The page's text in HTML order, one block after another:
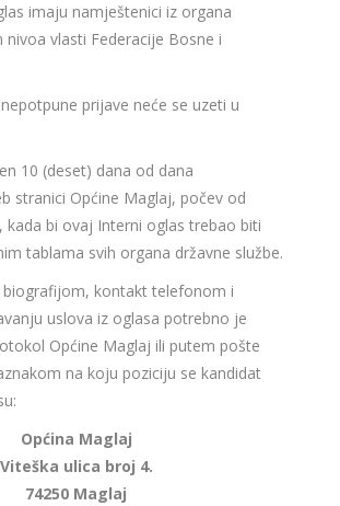
imaju namještenici iz organa
nivoa vlasti Federacije Bosne i
prijave neće se uzeti u
10 (deset) dana od dana
stranici Općine Maglaj, počev od
kada bi ovaj Interni oglas trebao biti
tablama svih organa državne službe.
biografijom, kontakt telefonom i
uslova iz oglasa potrebno je
Općine Maglaj ili putem pošte
na koju poziciju se kandidat
Općina Maglaj
Viteška ulica broj 4.
74250 Maglaj